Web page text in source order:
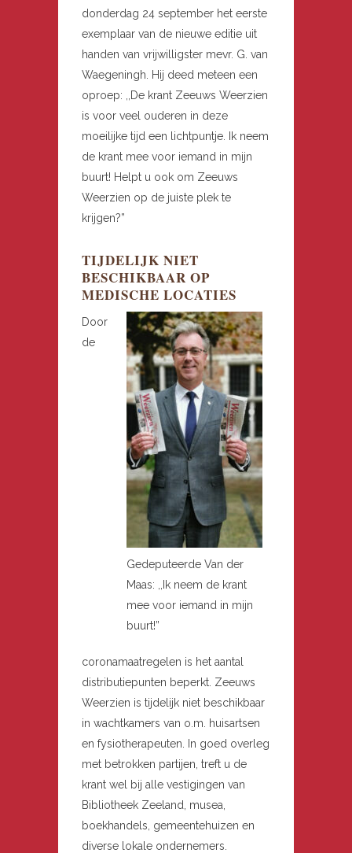
donderdag 24 september het eerste
exemplaar van de nieuwe editie uit
handen van vrijwilligster mevr. G. van
Waegeningh. Hij deed meteen een
oproep: ,,De krant Zeeuws Weerzien
is voor veel ouderen in deze
moeilijke tijd een lichtpuntje. Ik neem
de krant mee voor iemand in mijn
buurt! Helpt u ook om Zeeuws
Weerzien op de juiste plek te
krijgen?”
TIJDELIJK NIET
BESCHIKBAAR OP
MEDISCHE LOCATIES
Gedeputeerde Van der
Maas: ,,Ik neem de krant
mee voor iemand in mijn
buurt!”
Door
de
coronamaatregelen is het aantal
distributiepunten beperkt. Zeeuws
Weerzien is tijdelijk niet beschikbaar
in wachtkamers van o.m. huisartsen
en fysiotherapeuten. In goed overleg
met betrokken partijen, treft u de
krant wel bij alle vestigingen van
Bibliotheek Zeeland, musea,
boekhandels, gemeentehuizen en
diverse lokale ondernemers.